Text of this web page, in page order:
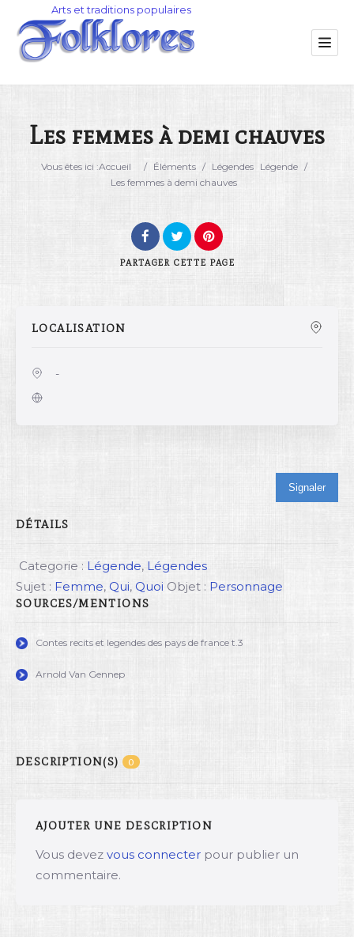
Catégorie
Les femmes à demi chauves
Vous êtes ici :Accueil / Éléments / Légendes Légende /
Les femmes à demi chauves
PARTAGER CETTE PAGE
LOCALISATION
-
Signaler
DÉTAILS
Categorie : Légende, Légendes
Sujet : Femme, Qui, Quoi Objet : Personnage
SOURCES/MENTIONS
Contes recits et legendes des pays de france t.3
Arnold Van Gennep
DESCRIPTION(S) 0
AJOUTER UNE DESCRIPTION
Vous devez vous connecter pour publier un
commentaire.